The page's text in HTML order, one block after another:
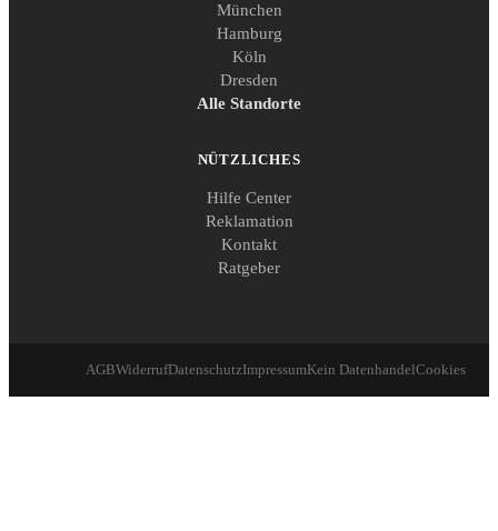
München
Hamburg
Köln
Dresden
Alle Standorte
NÜTZLICHES
Hilfe Center
Reklamation
Kontakt
Ratgeber
AGBWiderrufDatenschutzImpressumKein DatenhandelCookies